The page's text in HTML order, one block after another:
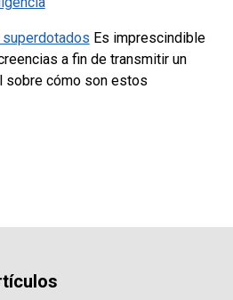
Es imprescindible
a fin de transmitir un
sobre cómo son estos